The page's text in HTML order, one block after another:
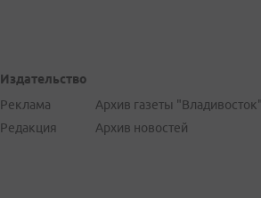
Издательство
Реклама
Редакция
Архив газеты "Владивосток"
Архив новостей